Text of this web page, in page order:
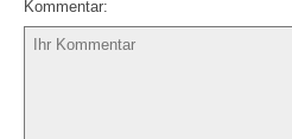
Kommentar